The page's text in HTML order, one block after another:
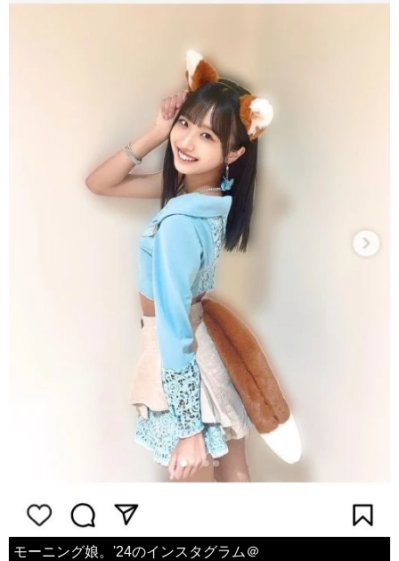
モーニング娘。'24のインスタグラム＠